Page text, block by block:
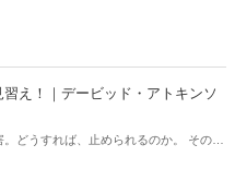
え！｜デービッド・アトキンソ
どうすれば、止められるのか。 そのヒ